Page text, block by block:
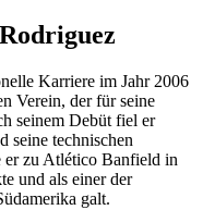
Karriere im Jahr 2006
Verein, der für seine
seinem Debüt fiel er
seine technischen
er zu Atlético Banfield in
und als einer der
galt.